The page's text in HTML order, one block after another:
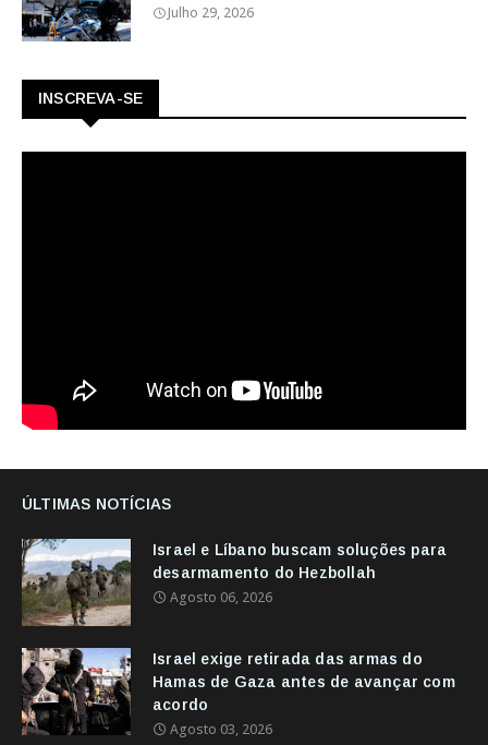
Julho 29, 2026
INSCREVA-SE
ÚLTIMAS NOTÍCIAS
Israel e Líbano buscam soluções para
desarmamento do Hezbollah
Agosto 06, 2026
Israel exige retirada das armas do
Hamas de Gaza antes de avançar com
acordo
Agosto 03, 2026